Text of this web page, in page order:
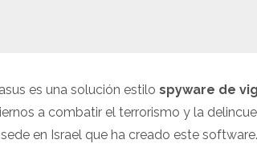
es una solución estilo spyware de
a combatir el terrorismo y la
en Israel que ha creado este software.